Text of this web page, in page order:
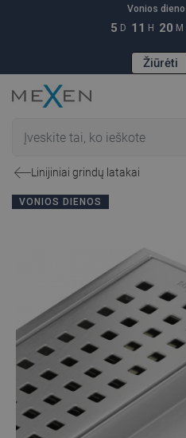
Vonios
5 D 11 H 20 M
Žiūrėti
Linijiniai grindų latakai
VONIOS DIENOS